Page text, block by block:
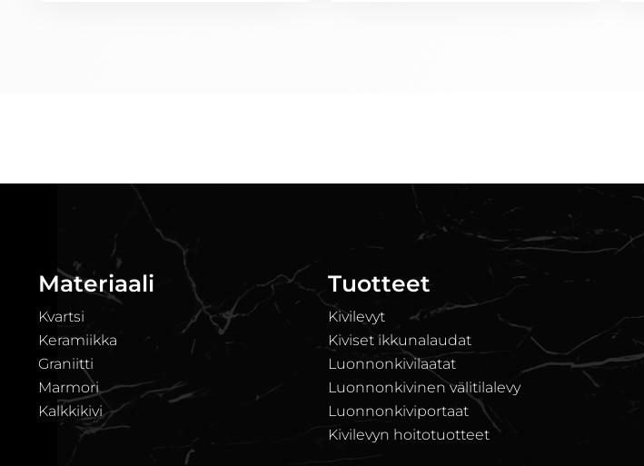
Materiaali
Kvartsi
Keramiikka
Graniitti
Marmori
Kalkkikivi
Tuotteet
Kivilevyt
Kiviset ikkunalaudat
Luonnonkivilaatat
Luonnonkivinen välitilalevy
Luonnonkiviportaat
Kivilevyn hoitotuotteet